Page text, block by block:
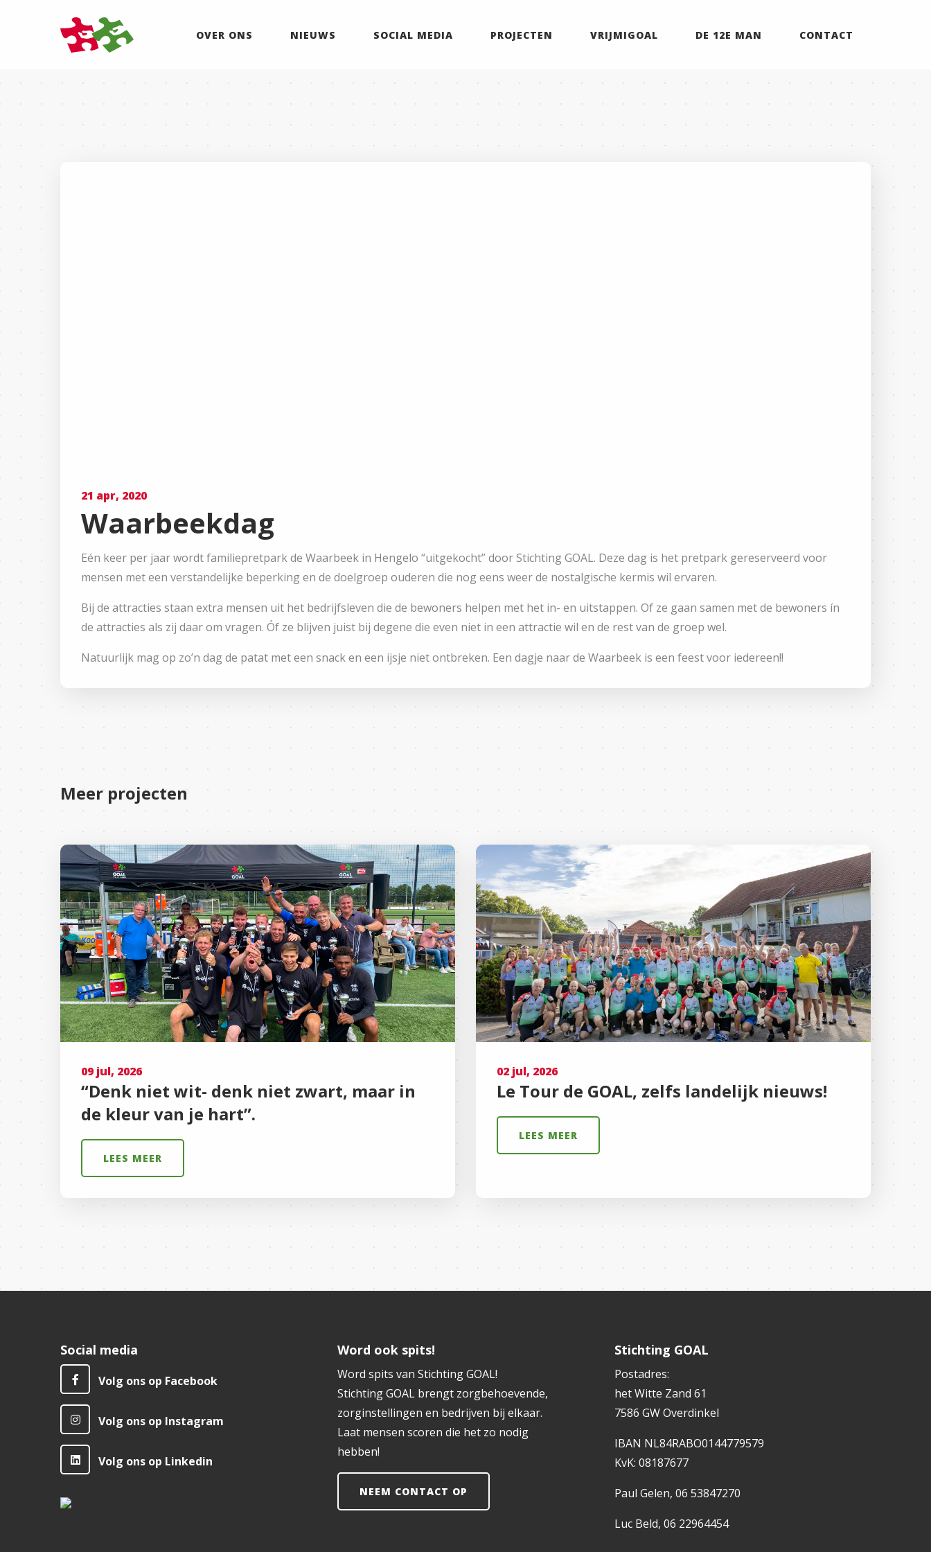
OVER ONS NIEUWS SOCIAL MEDIA PROJECTEN VRIJMIGOAL DE 12E MAN CONTACT
21 apr, 2020
Waarbeekdag
Eén keer per jaar wordt familiepretpark de Waarbeek in Hengelo “uitgekocht” door Stichting GOAL. Deze dag is het pretpark gereserveerd voor
mensen met een verstandelijke beperking en de doelgroep ouderen die nog eens weer de nostalgische kermis wil ervaren.
Bij de attracties staan extra mensen uit het bedrijfsleven die de bewoners helpen met het in- en uitstappen. Of ze gaan samen met de bewoners ín
de attracties als zij daar om vragen. Óf ze blijven juist bij degene die even niet in een attractie wil en de rest van de groep wel.
Natuurlijk mag op zo’n dag de patat met een snack en een ijsje niet ontbreken. Een dagje naar de Waarbeek is een feest voor iedereen!!
Meer projecten
09 jul, 2026
“Denk niet wit- denk niet zwart, maar in
de kleur van je hart”.
LEES MEER
02 jul, 2026
Le Tour de GOAL, zelfs landelijk nieuws!
LEES MEER
Social media
Volg ons op Facebook
Volg ons op Instagram
Volg ons op Linkedin
Word ook spits!
Word spits van Stichting GOAL!
Stichting GOAL brengt zorgbehoevende,
zorginstellingen en bedrijven bij elkaar.
Laat mensen scoren die het zo nodig
hebben!
NEEM CONTACT OP
Stichting GOAL
Postadres:
het Witte Zand 61
7586 GW Overdinkel
IBAN NL84RABO0144779579
KvK: 08187677
Paul Gelen, 06 53847270
Luc Beld, 06 22964454